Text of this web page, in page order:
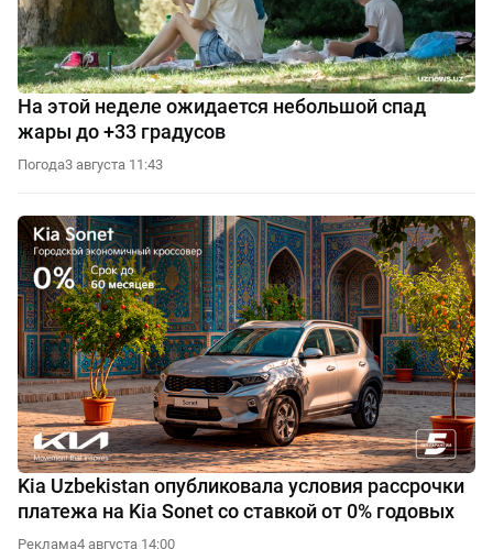
На этой неделе ожидается небольшой спад
жары до +33 градусов
Погода3 августа 11:43
Kia Uzbekistan опубликовала условия рассрочки
платежа на Kia Sonet со ставкой от 0% годовых
Реклама4 августа 14:00